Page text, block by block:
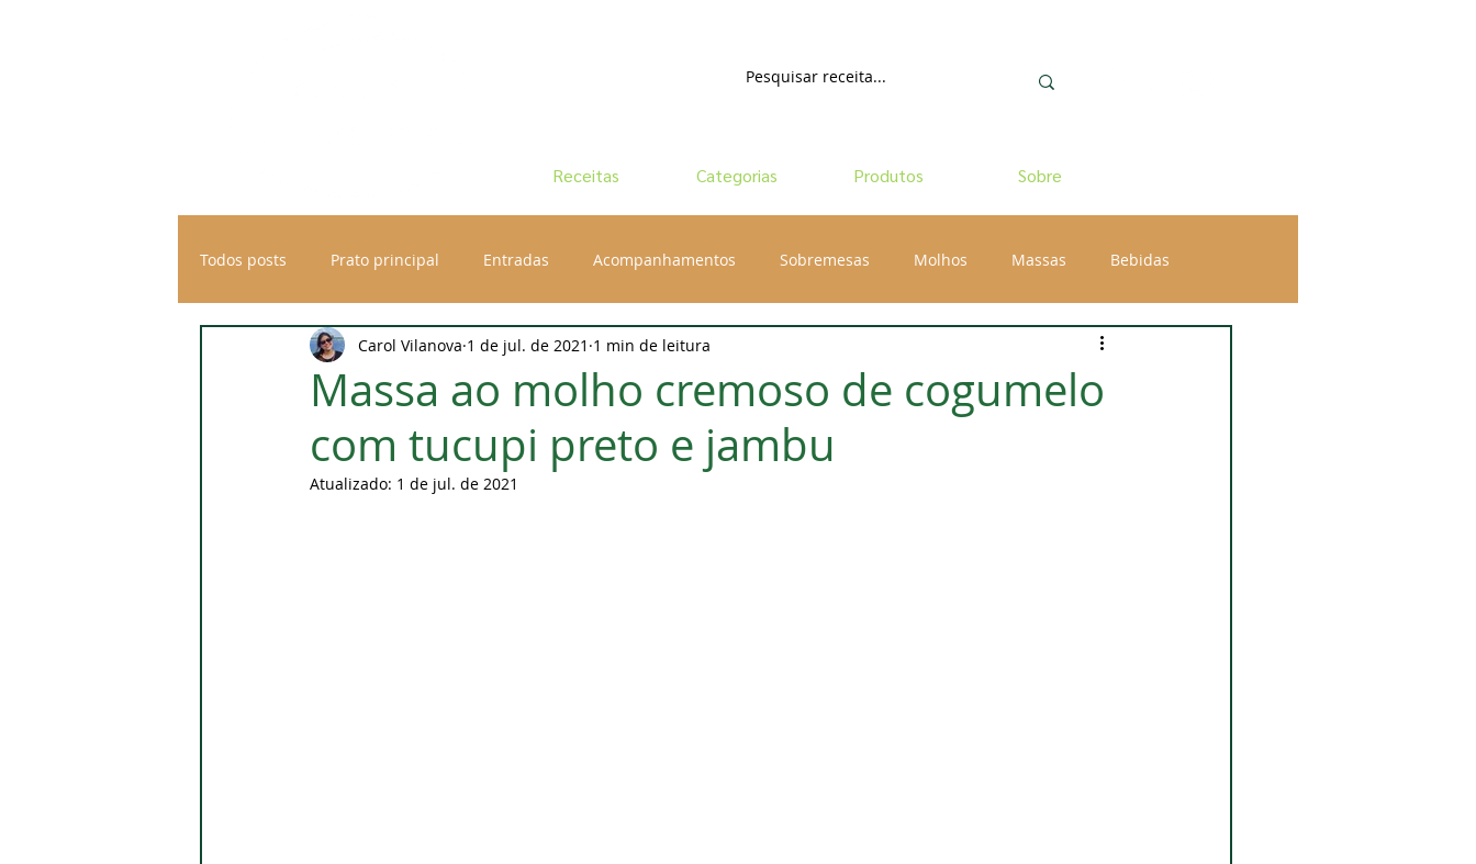
Receitas Categorias Produtos Sobre
Todos posts Prato principal Entradas Acompanhamentos Sobremesas Molhos Massas Bebidas
Massa ao molho cremoso de cogumelo
com tucupi preto e jambu
Carol Vilanova 1 de jul. de 2021 1 min de leitura
Atualizado: 1 de jul. de 2021